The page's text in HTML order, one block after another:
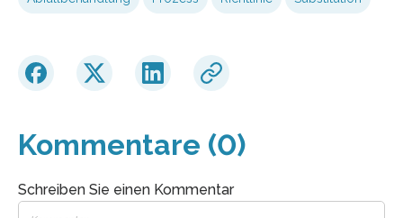
Kommentare (0)
Schreiben Sie einen Kommentar